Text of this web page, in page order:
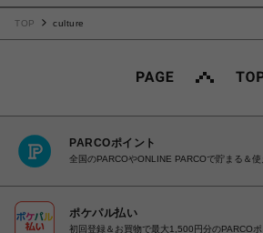
TOP culture
PARCOポイント
全国のPARCOやONLINE PARCOで貯まる＆使
ポケパル払い
初回登録＆お買物で最大1,500円分のPARCO